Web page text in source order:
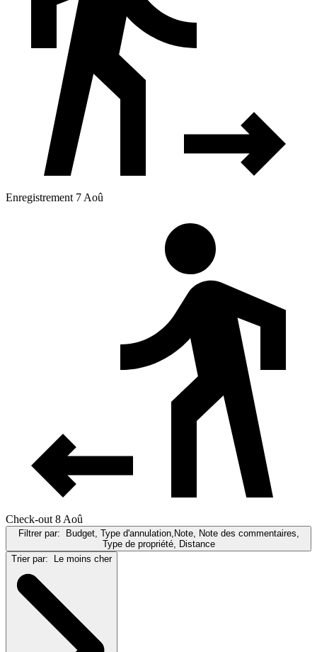
Enregistrement 7 Aoû
Check-out 8 Aoû
Filtrer par: Budget, Type d'annulation,Note, Note des commentaires,
Type de propriété, Distance
Trier par: Le moins cher